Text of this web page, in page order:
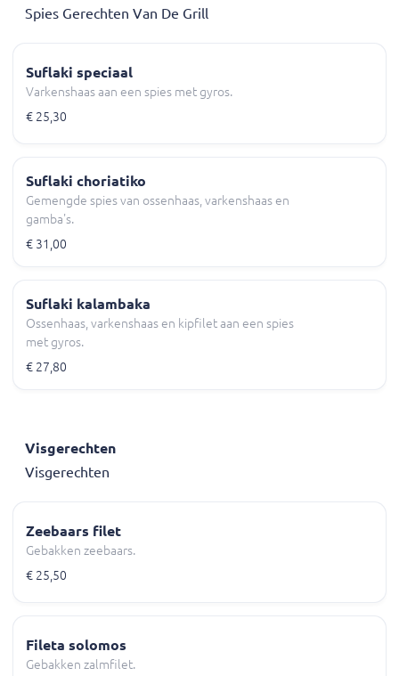
Spies Gerechten Van De Grill
Suflaki speciaal
Varkenshaas aan een spies met gyros.
€ 25,30
Suflaki choriatiko
Gemengde spies van ossenhaas, varkenshaas en
gamba's.
€ 31,00
Suflaki kalambaka
Ossenhaas, varkenshaas en kipfilet aan een spies
met gyros.
€ 27,80
Visgerechten
Visgerechten
Zeebaars filet
Gebakken zeebaars.
€ 25,50
Fileta solomos
Gebakken zalmfilet.